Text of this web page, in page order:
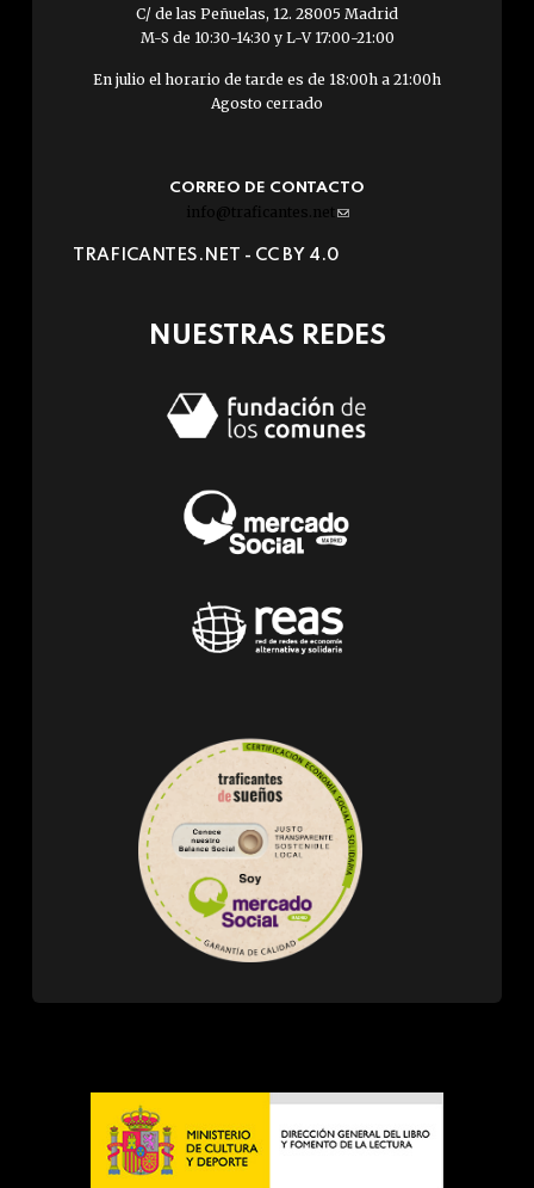
C/ de las Peñuelas, 12. 28005 Madrid
M-S de 10:30-14:30 y L-V 17:00-21:00
En julio el horario de tarde es de 18:00h a 21:00h
Agosto cerrado
CORREO DE CONTACTO
info@traficantes.net (link
e-
TRAFICANTES.NET - CC BY 4.0
NUESTRAS REDES